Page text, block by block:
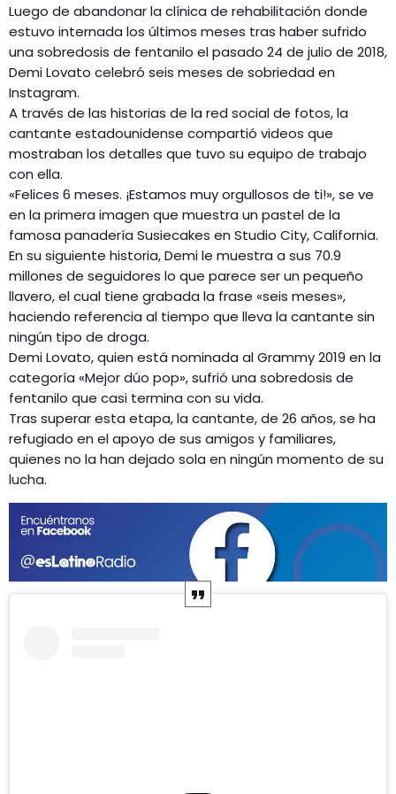
Luego de abandonar la clínica de rehabilitación donde
estuvo internada los últimos meses tras haber sufrido
una sobredosis de fentanilo el pasado 24 de julio de 2018,
Demi Lovato celebró seis meses de sobriedad en
Instagram.
A través de las historias de la red social de fotos, la
cantante estadounidense compartió videos que
mostraban los detalles que tuvo su equipo de trabajo
con ella.
«Felices 6 meses. ¡Estamos muy orgullosos de ti!», se ve
en la primera imagen que muestra un pastel de la
famosa panadería Susiecakes en Studio City, California.
En su siguiente historia, Demi le muestra a sus 70.9
millones de seguidores lo que parece ser un pequeño
llavero, el cual tiene grabada la frase «seis meses»,
haciendo referencia al tiempo que lleva la cantante sin
ningún tipo de droga.
Demi Lovato, quien está nominada al Grammy 2019 en la
categoría «Mejor dúo pop», sufrió una sobredosis de
fentanilo que casi termina con su vida.
Tras superar esta etapa, la cantante, de 26 años, se ha
refugiado en el apoyo de sus amigos y familiares,
quienes no la han dejado sola en ningún momento de su
lucha.